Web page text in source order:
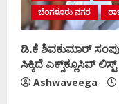
ಬೆಂಗಳೂರು ನಗರ
ಡಿ.ಕೆ ಶಿವಕುಮಾರ್‌
ಸಿಕ್ಕಿದೆ ಎಕ್ಸ್‌ಕ್ಲೂಸಿವ್‌ ಲಿಸ್ಟ್‌
Ashwaveega